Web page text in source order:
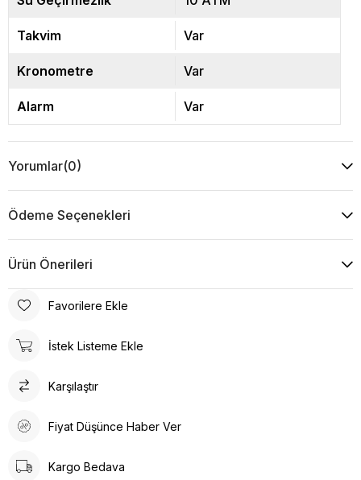
Takvim Var
Kronometre Var
Alarm Var
Yorumlar(0)
Ödeme Seçenekleri
Ürün Önerileri
Favorilere Ekle
İstek Listeme Ekle
Karşılaştır
Fiyat Düşünce Haber Ver
Kargo Bedava